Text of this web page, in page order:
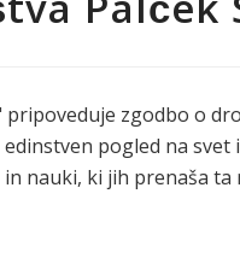
pripoveduje zgodbo o
pogled na svet
nauki, ki jih prenaša ta